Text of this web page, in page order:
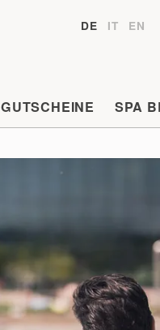
DE IT EN
GUTSCHEINE SPA